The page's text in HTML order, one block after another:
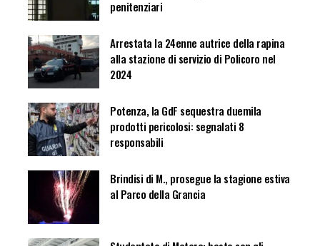
penitenziari
Arrestata la 24enne autrice della rapina
alla stazione di servizio di Policoro nel
2024
Potenza, la GdF sequestra duemila
prodotti pericolosi: segnalati 8
responsabili
Brindisi di M., prosegue la stagione estiva
al Parco della Grancia